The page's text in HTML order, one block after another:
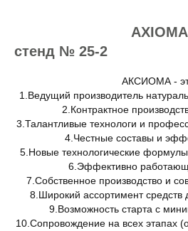
AXIOMA
стенд № 25-2
АКСИОМА -
1.Ведущий производитель
2.Контрактное
3.Талантливые технологи и
4.Честные составы и
5.Новые технологические
6.Эффективно
7.Собственное производство и
8.Широкий ассортимент
9.Возможность старта с
10.Сопровождение на всех этапах